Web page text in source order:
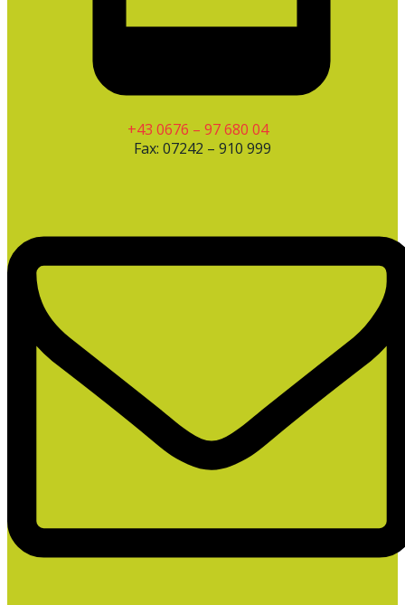
+43 0676 – 97 680 04
Fax: 07242 – 910 999